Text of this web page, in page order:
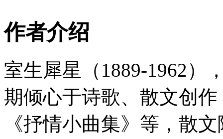
作者介绍
室生犀星（1889-1962）
期倾心于诗歌、散文创
《抒情小曲集》等，散